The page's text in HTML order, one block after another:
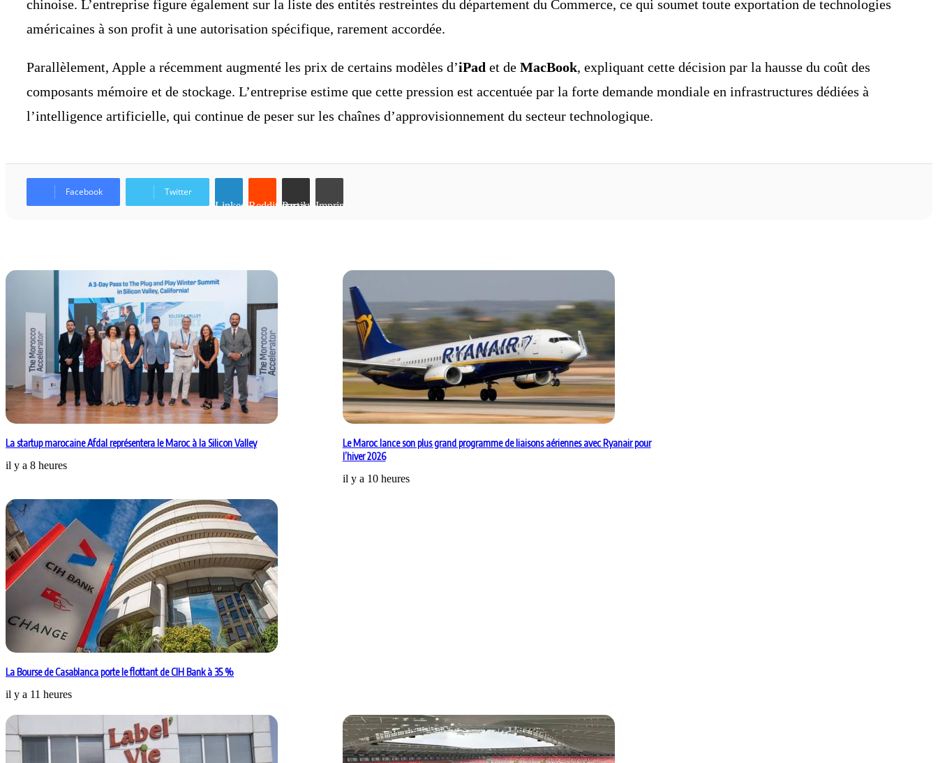
chinoise. L’entreprise figure également sur la liste des entités restreintes du département du Commerce, ce qui soumet toute exportation de technologies
américaines à son profit à une autorisation spécifique, rarement accordée.
Parallèlement, Apple a récemment augmenté les prix de certains modèles d’iPad et de MacBook, expliquant cette décision par la hausse du coût des
composants mémoire et de stockage. L’entreprise estime que cette pression est accentuée par la forte demande mondiale en infrastructures dédiées à
l’intelligence artificielle, qui continue de peser sur les chaînes d’approvisionnement du secteur technologique.
Facebook
Twitter
LinkedinReddit Partager par email Imprimer
La startup marocaine Afdal représentera le Maroc à la Silicon Valley
il y a 8 heures
Le Maroc lance son plus grand programme de liaisons aériennes avec Ryanair pour
l’hiver 2026
il y a 10 heures
La Bourse de Casablanca porte le flottant de CIH Bank à 35 %
il y a 11 heures